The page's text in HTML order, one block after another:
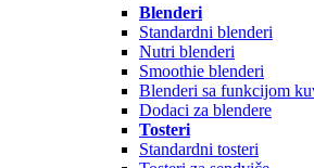
Blenderi
Standardni blenderi
Nutri blenderi
Smoothie blenderi
Blenderi sa funkcijom
Dodaci za blendere
Tosteri
Standardni tosteri